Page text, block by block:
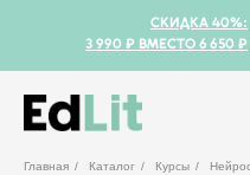
ВЫГОДА ДО 60%
ПО ВЫБРАННОЙ
ВЫГОДА ДО 60%
ПО ВЫБРАННОЙ
СКИДКА 40%:
3 990 ₽ ВМЕСТО 6 650 ₽
Главная / Каталог / Курсы /